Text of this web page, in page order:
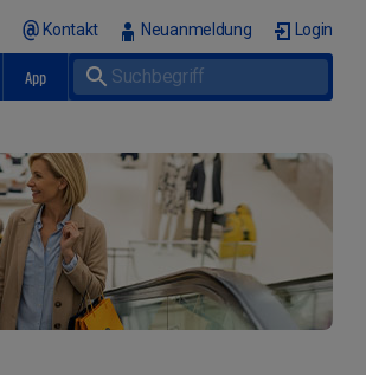
Kontakt Neuanmeldung Login
App